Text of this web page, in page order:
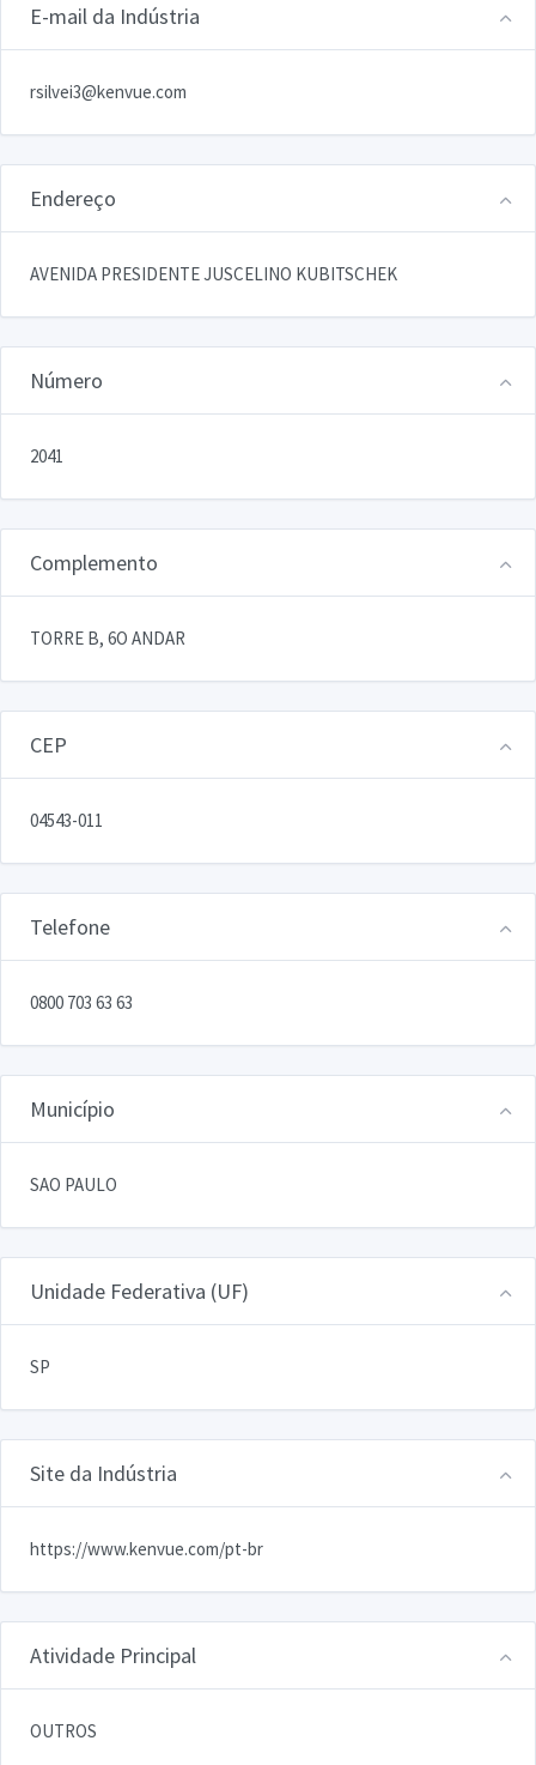
E-mail da Indústria
rsilvei3@kenvue.com
Endereço
AVENIDA PRESIDENTE JUSCELINO KUBITSCHEK
Número
2041
Complemento
TORRE B, 6O ANDAR
CEP
04543-011
Telefone
0800 703 63 63
Município
SAO PAULO
Unidade Federativa (UF)
SP
Site da Indústria
https://www.kenvue.com/pt-br
Atividade Principal
OUTROS